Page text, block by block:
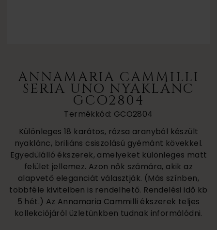
ANNAMARIA CAMMILLI
SERIA UNO NYAKLÁNC
GCO2804
Termékkód: GCO2804
Különleges 18 karátos, rózsa aranyból készült
nyaklánc, briliáns csiszolású gyémánt kövekkel.
Egyedülálló ékszerek, amelyeket különleges matt
felület jellemez. Azon nők számára, akik az
alapvető eleganciát választják. (Más színben,
többféle kivitelben is rendelhető. Rendelési idő kb
5 hét.) Az Annamaria Cammilli ékszerek teljes
kollekciójáról üzletünkben tudnak informálódni.